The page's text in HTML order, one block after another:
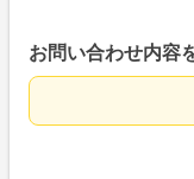
お問い合わせ内容
お問い合わせ内容